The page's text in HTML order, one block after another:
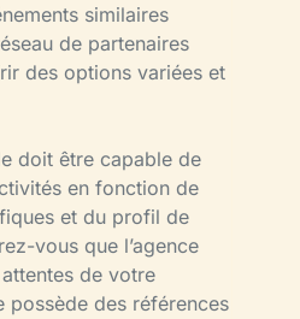
similaires
de partenaires
des options variées et
doit être capable de
en fonction de
et du profil de
vous que l’agence
de votre
possède des références